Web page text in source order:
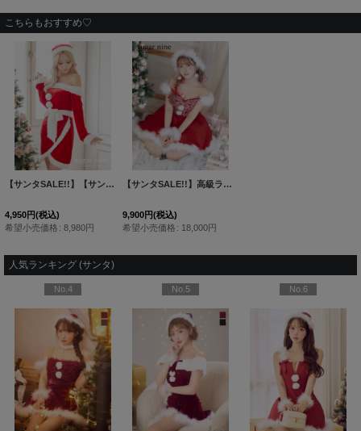
こちらもおすすめ♡
【サンタSALE!!】【サンタコス 4点セット】オフショルダーロングスリーブサンタコスプレ[HC02]
4,950円(税込)
希望小売価格 : 8,980円
【サンタSALE!!】高級ライン☆ゴージャスビジュー刺繍フレアサンタ【sugar nine サンタコス 4点セット】【S-Mサイズ/1カラー】[HC03]三上悠亜着用
9,900円(税込)
希望小売価格 : 18,000円
人気ランキング (サンタ)
No.4 No.5 No.6